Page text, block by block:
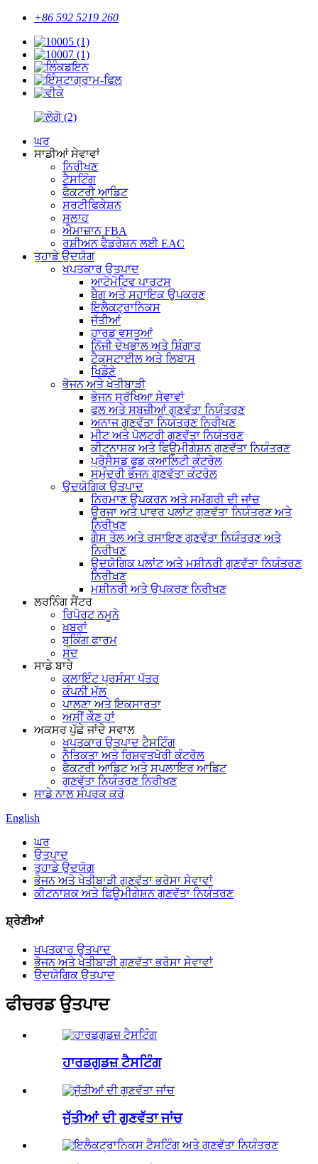
+86 592 5219 260
ਘਰ
ਸਾਡੀਆਂ ਸੇਵਾਵਾਂ
ਨਿਰੀਖਣ
ਟੈਸਟਿੰਗ
ਫੈਕਟਰੀ ਆਡਿਟ
ਸਰਟੀਫਿਕੇਸ਼ਨ
ਸਲਾਹ
ਐਮਾਜ਼ਾਨ FBA
ਰਸ਼ੀਅਨ ਫੈਡਰੇਸ਼ਨ ਲਈ EAC
ਤੁਹਾਡੇ ਉਦਯੋਗ
ਖਪਤਕਾਰ ਉਤਪਾਦ
ਆਟੋਮੋਟਿਵ ਪਾਰਟਸ
ਬੈਗ ਅਤੇ ਸਹਾਇਕ ਉਪਕਰਣ
ਇਲੈਕਟ੍ਰਾਨਿਕਸ
ਜੁੱਤੀਆਂ
ਹਾਰਡ ਵਸਤੂਆਂ
ਨਿੱਜੀ ਦੇਖਭਾਲ ਅਤੇ ਸ਼ਿੰਗਾਰ
ਟੈਕਸਟਾਈਲ ਅਤੇ ਲਿਬਾਸ
ਖਿਡੌਣੇ
ਭੋਜਨ ਅਤੇ ਖੇਤੀਬਾੜੀ
ਭੋਜਨ ਸੁਰੱਖਿਆ ਸੇਵਾਵਾਂ
ਫਲ ਅਤੇ ਸਬਜ਼ੀਆਂ ਗੁਣਵੱਤਾ ਨਿਯੰਤਰਣ
ਅਨਾਜ ਗੁਣਵੱਤਾ ਨਿਯੰਤਰਣ ਨਿਰੀਖਣ
ਮੀਟ ਅਤੇ ਪੋਲਟਰੀ ਗੁਣਵੱਤਾ ਨਿਯੰਤਰਣ
ਕੀਟਨਾਸ਼ਕ ਅਤੇ ਫਿਊਮੀਗੇਸ਼ਨ ਗੁਣਵੱਤਾ ਨਿਯੰਤਰਣ
ਪ੍ਰੋਸੈਸਡ ਫੂਡ ਕੁਆਲਿਟੀ ਕੰਟਰੋਲ
ਸਮੁੰਦਰੀ ਭੋਜਨ ਗੁਣਵੱਤਾ ਕੰਟਰੋਲ
ਉਦਯੋਗਿਕ ਉਤਪਾਦ
ਨਿਰਮਾਣ ਉਪਕਰਨ ਅਤੇ ਸਮੱਗਰੀ ਦੀ ਜਾਂਚ
ਊਰਜਾ ਅਤੇ ਪਾਵਰ ਪਲਾਂਟ ਗੁਣਵੱਤਾ ਨਿਯੰਤਰਣ ਅਤੇ
ਨਿਰੀਖਣ
ਗੈਸ ਤੇਲ ਅਤੇ ਰਸਾਇਣ ਗੁਣਵੱਤਾ ਨਿਯੰਤਰਣ ਅਤੇ
ਨਿਰੀਖਣ
ਉਦਯੋਗਿਕ ਪਲਾਂਟ ਅਤੇ ਮਸ਼ੀਨਰੀ ਗੁਣਵੱਤਾ ਨਿਯੰਤਰਣ
ਨਿਰੀਖਣ
ਮਸ਼ੀਨਰੀ ਅਤੇ ਉਪਕਰਣ ਨਿਰੀਖਣ
ਲਰਨਿੰਗ ਸੈਂਟਰ
ਰਿਪੋਰਟ ਨਮੂਨੇ
ਖ਼ਬਰਾਂ
ਬੁਕਿੰਗ ਫਾਰਮ
ਸੰਦ
ਸਾਡੇ ਬਾਰੇ
ਕਲਾਇੰਟ ਪ੍ਰਸੰਸਾ ਪੱਤਰ
ਕੰਪਨੀ ਮੁੱਲ
ਪਾਲਣਾ ਅਤੇ ਇਕਸਾਰਤਾ
ਅਸੀਂ ਕੌਣ ਹਾਂ
ਅਕਸਰ ਪੁੱਛੇ ਜਾਂਦੇ ਸਵਾਲ
ਖਪਤਕਾਰ ਉਤਪਾਦ ਟੈਸਟਿੰਗ
ਨੈਤਿਕਤਾ ਅਤੇ ਰਿਸ਼ਵਤਖੋਰੀ ਕੰਟਰੋਲ
ਫੈਕਟਰੀ ਆਡਿਟ ਅਤੇ ਸਪਲਾਇਰ ਆਡਿਟ
ਗੁਣਵੱਤਾ ਨਿਯੰਤਰਣ ਨਿਰੀਖਣ
ਸਾਡੇ ਨਾਲ ਸੰਪਰਕ ਕਰੋ
English
ਘਰ
ਉਤਪਾਦ
ਤੁਹਾਡੇ ਉਦਯੋਗ
ਭੋਜਨ ਅਤੇ ਖੇਤੀਬਾੜੀ ਗੁਣਵੱਤਾ ਭਰੋਸਾ ਸੇਵਾਵਾਂ
ਕੀਟਨਾਸ਼ਕ ਅਤੇ ਫਿਊਮੀਗੇਸ਼ਨ ਗੁਣਵੱਤਾ ਨਿਯੰਤਰਣ
ਸ਼੍ਰੇਣੀਆਂ
ਖਪਤਕਾਰ ਉਤਪਾਦ
ਭੋਜਨ ਅਤੇ ਖੇਤੀਬਾੜੀ ਗੁਣਵੱਤਾ ਭਰੋਸਾ ਸੇਵਾਵਾਂ
ਉਦਯੋਗਿਕ ਉਤਪਾਦ
ਫੀਚਰਡ ਉਤਪਾਦ
ਹਾਰਡਗੁਡਜ਼ ਟੈਸਟਿੰਗ
ਜੁੱਤੀਆਂ ਦੀ ਗੁਣਵੱਤਾ ਜਾਂਚ